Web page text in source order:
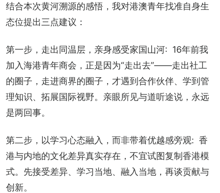
结合本次黄河溯源的感悟，我对港澳青年找准自身生
态位提出三点建议：
第一步，走出同温层，亲身感受家国山河:  16年前我
加入海港青年商会，正是因为“走出去”——走出社工
的圈子，走进商界的圈子，才遇到合作伙伴、学到管
理知识、拓展国际视野。亲眼所见与道听途说，永远
是两回事。
第二步，以学习心态融入，而非带着优越感旁观:  香
港与内地的文化差异真实存在，不宜试图复制香港模
式。先接受差异、学习当地、融入当地，再谈贡献与
创新。